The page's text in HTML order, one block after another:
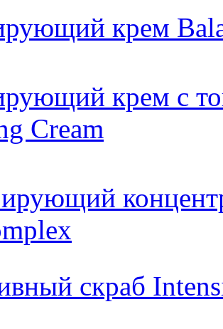
крем
крем с
Cream
скраб